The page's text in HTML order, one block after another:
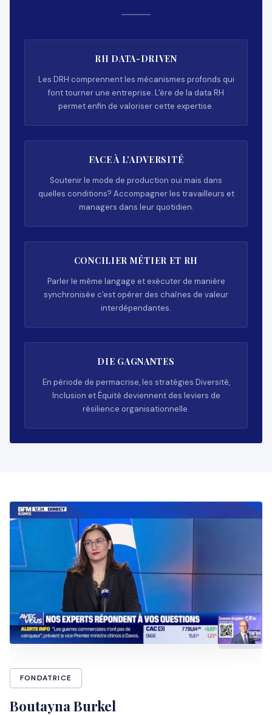
RH DATA-DRIVEN
Les DRH comprennent les mécanismes profonds qui
font tourner une entreprise. L'ère de la data RH
permet enfin de valoriser cette expertise.
FACE À L'ADVERSITÉ
Soutenir le mode de production oui mais dans
quelles conditions? Accompagner les travailleurs et
managers dans leur quotidien.
CONCILIER MÉTIER ET RH
Parler le même langage et exécuter de manière
synchronisée c'est opérer des chaînes de valeur
interdépendantes.
DIE GAGNANTES
En période de permacrise, les stratégies Diversité,
Inclusion et Équité deviennent des leviers de
résilience organisationnelle.
FONDATRICE
Boutayna Burkel